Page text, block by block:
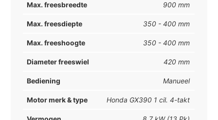
Max. freesbreedte 900 mm
Max. freesdiepte 350 - 400 mm
Max. freeshoogte 350 - 400 mm
Diameter freeswiel 420 mm
Bediening Manueel
Motor merk & type Honda GX390 1 cil. 4-takt